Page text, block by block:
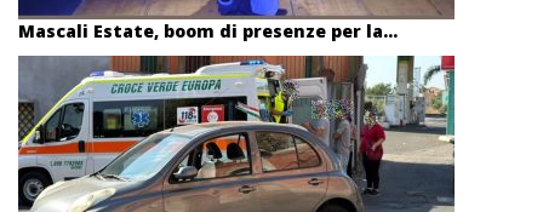
Mascali Estate, boom di presenze per la...